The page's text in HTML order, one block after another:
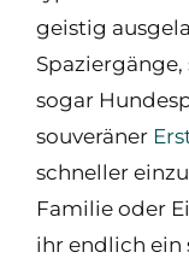
geistig
sogar
souveräner
schneller
Familie oder
ihr endlich ein